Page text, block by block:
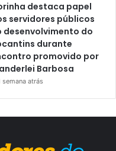
destaca papel
servidores públicos
desenvolvimento do
durante
promovido por
Barbosa
semana atrás